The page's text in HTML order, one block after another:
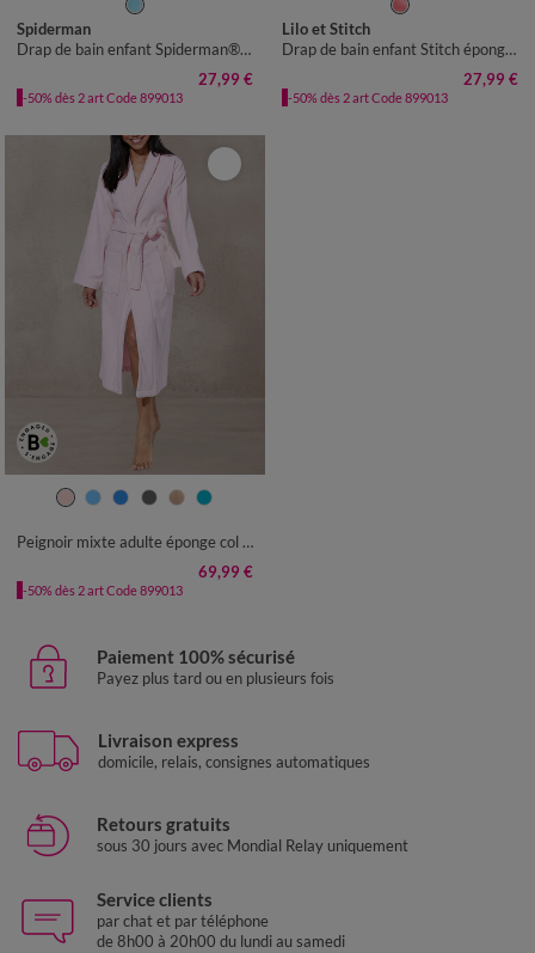
Spiderman
Drap de bain enfant Spiderman®, éponge et velours coton - 320g/m2
27,99 €
-50% dès 2 art Code 899013
Lilo et Stitch
Drap de bain enfant Stitch éponge et velours coton - 320g/m²
27,99 €
-50% dès 2 art Code 899013
34/36 38/40 42/44
46/48
Peignoir mixte adulte éponge col châle - velours 450 g/m²
69,99 €
-50% dès 2 art Code 899013
Paiement 100% sécurisé
Payez plus tard ou en plusieurs fois
Livraison express
domicile, relais, consignes automatiques
Retours gratuits
sous 30 jours avec Mondial Relay uniquement
Service clients
par chat et par téléphone
de 8h00 à 20h00 du lundi au samedi